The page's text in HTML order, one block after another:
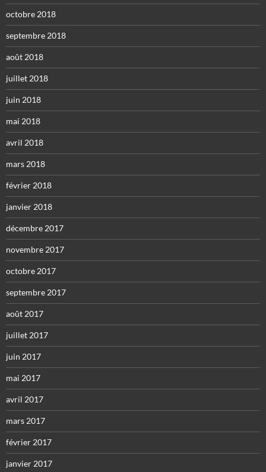
octobre 2018
septembre 2018
août 2018
juillet 2018
juin 2018
mai 2018
avril 2018
mars 2018
février 2018
janvier 2018
décembre 2017
novembre 2017
octobre 2017
septembre 2017
août 2017
juillet 2017
juin 2017
mai 2017
avril 2017
mars 2017
février 2017
janvier 2017